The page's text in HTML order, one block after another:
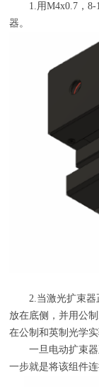
1.用M4x0.7 ，8-
器。
2.当激光扩束
放在底侧，并用公制
在公制和英制光学
一旦电动扩束
一步就是将该组件